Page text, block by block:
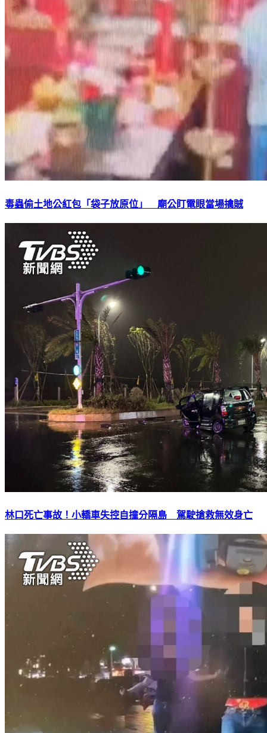
毒蟲偷土地公紅包「袋子放原位」 廟公盯電眼當場擒賊
林口死亡事故！小轎車失控自撞分隔島 駕駛搶救無效身亡